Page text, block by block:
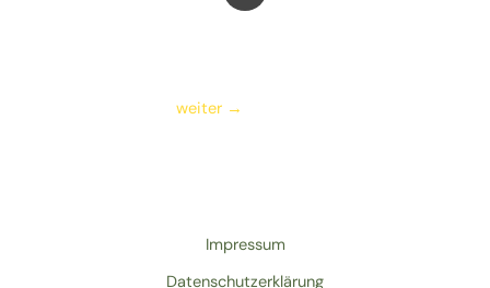
weiter →
Impressum
Datenschutzerklärung